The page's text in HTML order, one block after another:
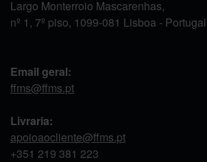
Largo Monterroio Mascarenhas,
nº 1, 7º piso, 1099-081 Lisboa - Portugal
Email geral:
ffms@ffms.pt
Livraria:
apoioaocliente@ffms.pt
+351 219 381 223